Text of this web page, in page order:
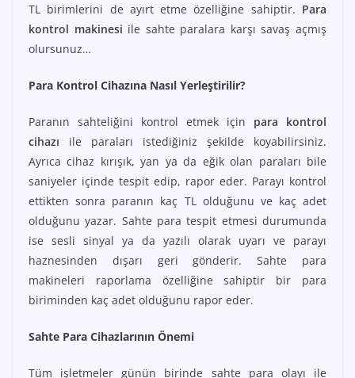
TL birimlerini de ayırt etme özelliğine sahiptir. Para
kontrol makinesi ile sahte paralara karşı savaş açmış
olursunuz…
Para Kontrol Cihazına Nasıl Yerleştirilir?
Paranın sahteliğini kontrol etmek için para kontrol
cihazı ile paraları istediğiniz şekilde koyabilirsiniz.
Ayrıca cihaz kırışık, yan ya da eğik olan paraları bile
saniyeler içinde tespit edip, rapor eder. Parayı kontrol
ettikten sonra paranın kaç TL olduğunu ve kaç adet
olduğunu yazar. Sahte para tespit etmesi durumunda
ise sesli sinyal ya da yazılı olarak uyarı ve parayı
haznesinden dışarı geri gönderir. Sahte para
makineleri raporlama özelliğine sahiptir bir para
biriminden kaç adet olduğunu rapor eder.
Sahte Para Cihazlarının Önemi
Tüm işletmeler günün birinde sahte para olayı ile